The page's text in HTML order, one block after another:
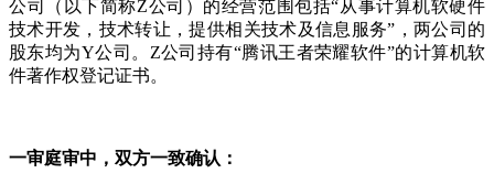
公司（以下简称Z公司）的经营范围包括“从事计算机软硬件
技术开发，技术转让，提供相关技术及信息服务”，两公司的
股东均为Y公司。Z公司持有“腾讯王者荣耀软件”的计算机软
件著作权登记证书。
一审庭审中，双方一致确认：